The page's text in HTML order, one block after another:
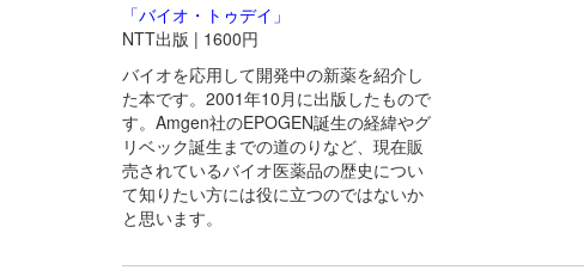
「バイオ・トゥデイ」
NTT出版 | 1600円
バイオを応用して開発中の新薬を紹介し
た本です。2001年10月に出版したもので
す。Amgen社のEPOGEN誕生の経緯やグ
リベック誕生までの道のりなど、現在販
売されているバイオ医薬品の歴史につい
て知りたい方には役に立つのではないか
と思います。